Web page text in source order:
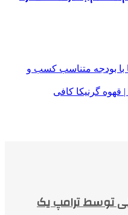
با بودجه متناسب کسب و
قهوه گرنیکا کافی
توسط ترامپ یک